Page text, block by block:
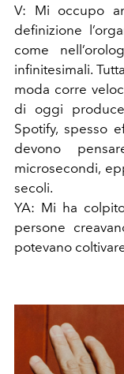
V: Mi occupo
definizione
come
infinitesimali.
moda corre
di oggi
Spotify, spesso
devono
microsecondi,
secoli.
YA: Mi ha
persone
potevano